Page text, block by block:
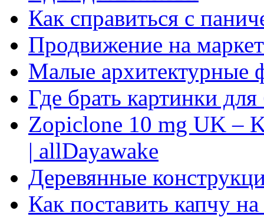
Как справиться с
Продвижение на
Малые архитектурные
Где брать картинки
Zopiclone 10 mg UK –
| allDayawake
Деревянные
Как поставить капчу